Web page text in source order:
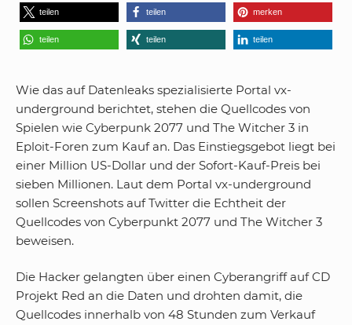
teilen teilen merken
teilen teilen teilen
Wie das auf Datenleaks spezialisierte Portal vx-
underground berichtet, stehen die Quellcodes von
Spielen wie Cyberpunk 2077 und The Witcher 3 in
Eploit-Foren zum Kauf an. Das Einstiegsgebot liegt bei
einer Million US-Dollar und der Sofort-Kauf-Preis bei
sieben Millionen. Laut dem Portal vx-underground
sollen Screenshots auf Twitter die Echtheit der
Quellcodes von Cyberpunkt 2077 und The Witcher 3
beweisen.
Die Hacker gelangten über einen Cyberangriff auf CD
Projekt Red an die Daten und drohten damit, die
Quellcodes innerhalb von 48 Stunden zum Verkauf